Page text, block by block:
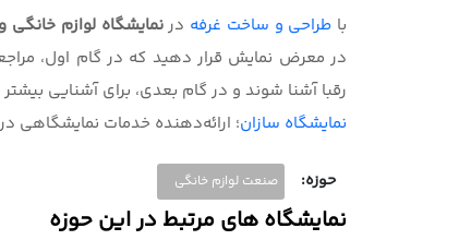
با طراحی و‌ ساخت غرفه درنمایشگاه لوازم
در معرض نمایش قرار دهید که در گام اول،
رقبا آشنا شوند و در گام بعدی، برای آشنایی
نمایشگاه سازان؛ ارائه‌دهنده خدمات نمایشگاهی
حوزه: صنعت لوازم خانگی
نمایشگاه های مرتبط در این حوزه